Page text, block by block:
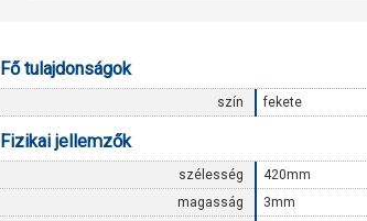
Fő tulajdonságok
szín fekete
Fizikai jellemzők
szélesség
420mm
magasság
3mm